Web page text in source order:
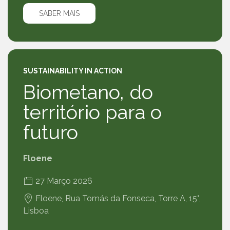
SABER MAIS
SUSTAINABILITY IN ACTION
Biometano, do
território para o
futuro
Floene
27 Março 2026
Floene, Rua Tomás da Fonseca, Torre A, 15°,
Lisboa